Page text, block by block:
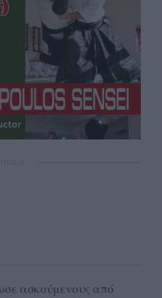
ασκούμενους από